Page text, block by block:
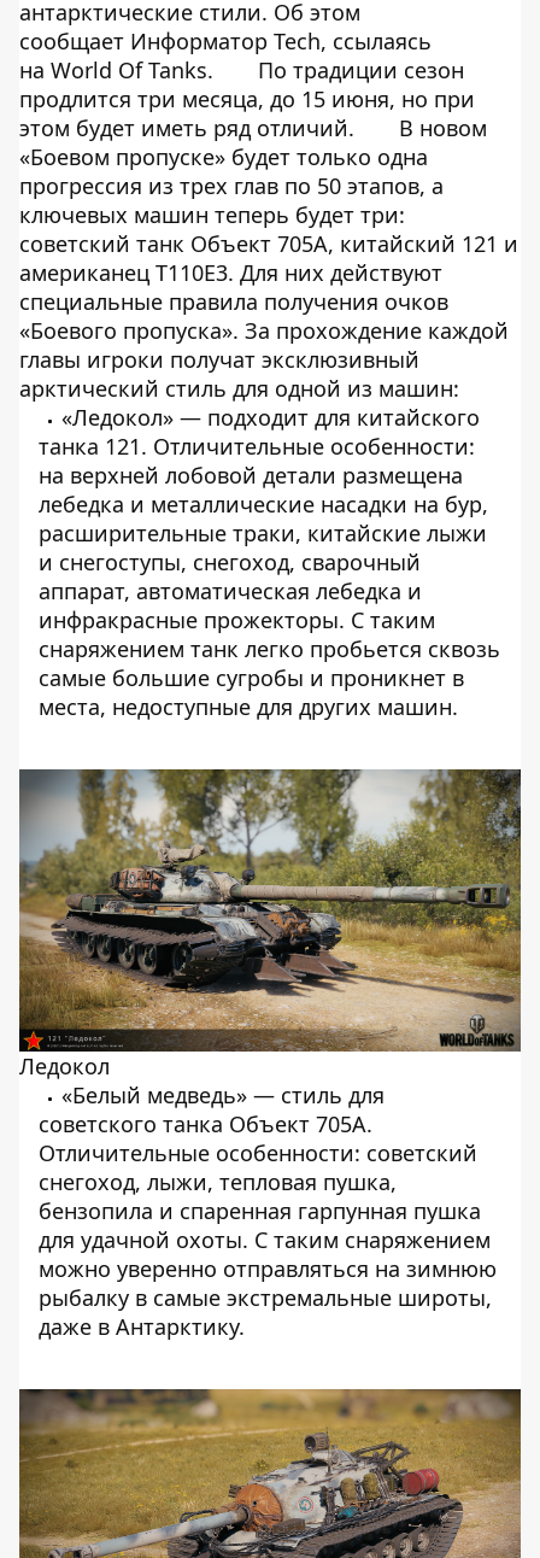
антарктические стили. Об этом
сообщает Информатор Tech, ссылаясь
на World Of Tanks.
По традиции сезон
продлится три месяца, до 15 июня, но при
этом будет иметь ряд отличий.
В новом
«Боевом пропуске» будет только одна
прогрессия из трех глав по 50 этапов, а
ключевых машин теперь будет три:
советский танк Объект 705А, китайский 121 и
американец Т110Е3. Для них действуют
специальные правила получения очков
«Боевого пропуска». За прохождение каждой
главы игроки получат эксклюзивный
арктический стиль для одной из машин:
«Ледокол» — подходит для китайского
танка 121. Отличительные особенности:
на верхней лобовой детали размещена
лебедка и металлические насадки на бур,
расширительные траки, китайские лыжи
и снегоступы, снегоход, сварочный
аппарат, автоматическая лебедка и
инфракрасные прожекторы. С таким
снаряжением танк легко пробьется сквозь
самые большие сугробы и проникнет в
места, недоступные для других машин.
Ледокол
«Белый медведь» — стиль для
советского танка Объект 705А.
Отличительные особенности: советский
снегоход, лыжи, тепловая пушка,
бензопила и спаренная гарпунная пушка
для удачной охоты. С таким снаряжением
можно уверенно отправляться на зимнюю
рыбалку в самые экстремальные широты,
даже в Антарктику.